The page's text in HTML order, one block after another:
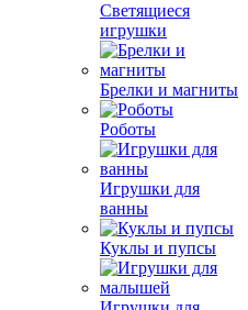
Светящиеся
игрушки
Брелки и магниты
Роботы
Игрушки для
ванны
Куклы и пупсы